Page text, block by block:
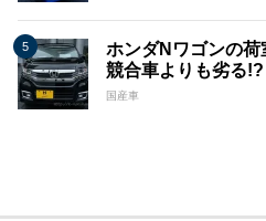
ホンダNワゴンの
競合車よりも劣る!?
国産車